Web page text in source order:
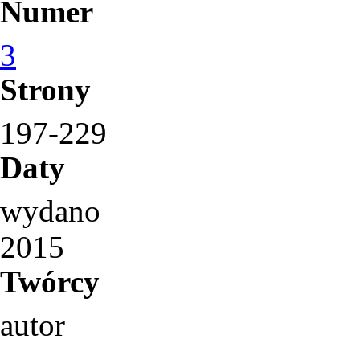
Numer
3
Strony
197-229
Daty
wydano
2015
Twórcy
autor